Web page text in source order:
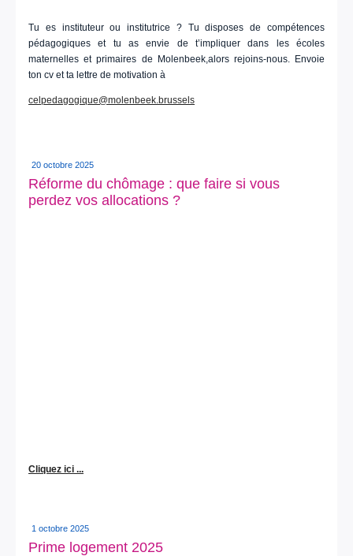
Tu es instituteur ou institutrice ? Tu disposes de compétences
pédagogiques et tu as envie de t’impliquer dans les écoles
maternelles et primaires de Molenbeek,alors rejoins-nous. Envoie
ton cv et ta lettre de motivation à
celpedagogique@molenbeek.brussels
20 octobre 2025
Réforme du chômage : que faire si vous
perdez vos allocations ?
Cliquez ici ...
1 octobre 2025
Prime logement 2025